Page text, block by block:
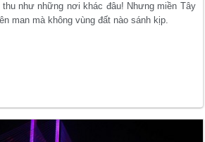
như những nơi khác đâu! Nhưng miền Tây
man mà không vùng đất nào sánh kịp.